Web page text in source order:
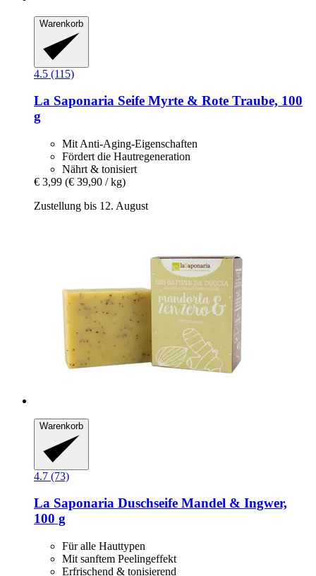
Warenkorb
4.5 (115)
La Saponaria Seife Myrte & Rote Traube, 100
g
Mit Anti-Aging-Eigenschaften
Fördert die Hautregeneration
Nährt & tonisiert
€ 3,99 (€ 39,90 / kg)
Zustellung bis 12. August
Warenkorb
4.7 (73)
La Saponaria Duschseife Mandel & Ingwer,
100 g
Für alle Hauttypen
Mit sanftem Peelingeffekt
Erfrischend & tonisierend